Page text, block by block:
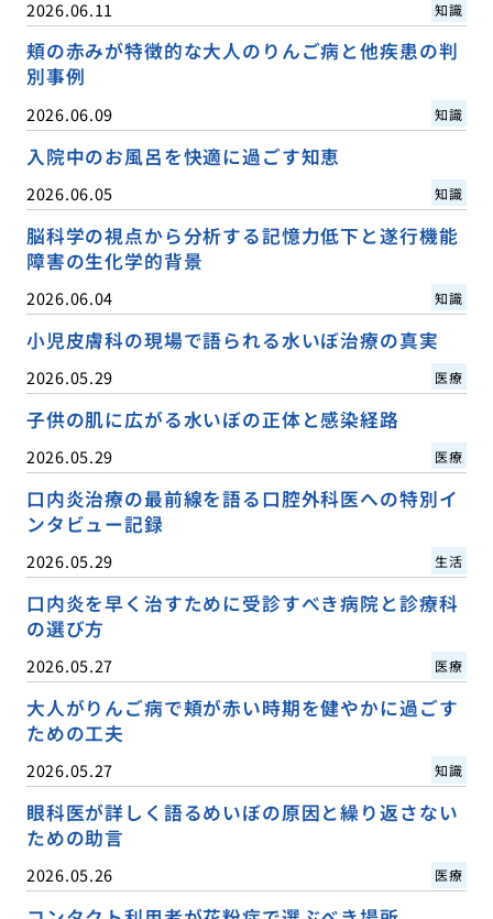
2026.06.11 知識
頬の赤みが特徴的な大人のりんご病と他疾患の判
別事例
2026.06.09 知識
入院中のお風呂を快適に過ごす知恵
2026.06.05 知識
脳科学の視点から分析する記憶力低下と遂行機能
障害の生化学的背景
2026.06.04 知識
小児皮膚科の現場で語られる水いぼ治療の真実
2026.05.29 医療
子供の肌に広がる水いぼの正体と感染経路
2026.05.29 医療
口内炎治療の最前線を語る口腔外科医への特別イ
ンタビュー記録
2026.05.29 生活
口内炎を早く治すために受診すべき病院と診療科
の選び方
2026.05.27 医療
大人がりんご病で頬が赤い時期を健やかに過ごす
ための工夫
2026.05.27 知識
眼科医が詳しく語るめいぼの原因と繰り返さない
ための助言
2026.05.26 医療